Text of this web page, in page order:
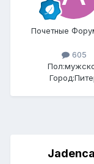
Почетные
605
Пол:
Город:
Jadenca